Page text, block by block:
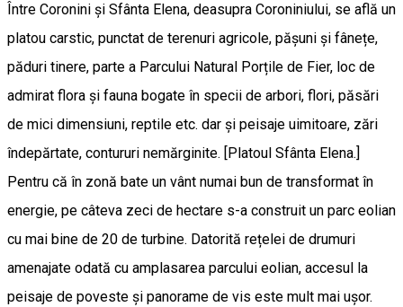
Între Coronini și Sfânta Elena, deasupra Coroniniului, se află un
platou carstic, punctat de terenuri agricole, pășuni și fânețe,
păduri tinere, parte a Parcului Natural Porțile de Fier, loc de
admirat flora și fauna bogate în specii de arbori, flori, păsări
de mici dimensiuni, reptile etc. dar și peisaje uimitoare, zări
îndepărtate, contururi nemărginite. [Platoul Sfânta Elena.]
Pentru că în zonă bate un vânt numai bun de transformat în
energie, pe câteva zeci de hectare s-a construit un parc eolian
cu mai bine de 20 de turbine. Datorită rețelei de drumuri
amenajate odată cu amplasarea parcului eolian, accesul la
peisaje de poveste și panorame de vis este mult mai ușor.